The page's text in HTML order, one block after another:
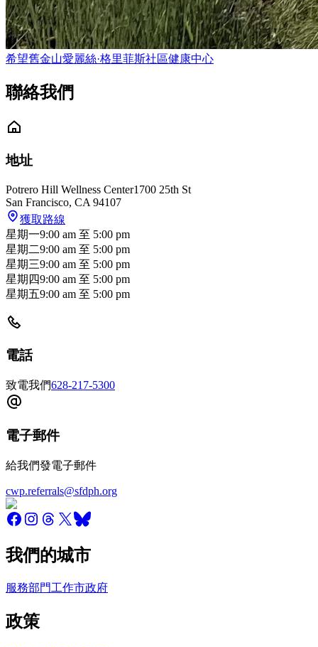
希望舊金山愛麗絲·格里菲斯社區健康中心
聯絡我們
地址
Potrero Hill Wellness Center1700 25th St
San Francisco, CA 94107
獲取路線
星期一9:00 am 至 5:00 pm
星期二9:00 am 至 5:00 pm
星期三9:00 am 至 5:00 pm
星期四9:00 am 至 5:00 pm
星期五9:00 am 至 5:00 pm
電話
致電我們628-217-5300
電子郵件
給我們發電子郵件
cwp.referrals@sfdph.org
我們的城市
服務部門工作市政府
政策